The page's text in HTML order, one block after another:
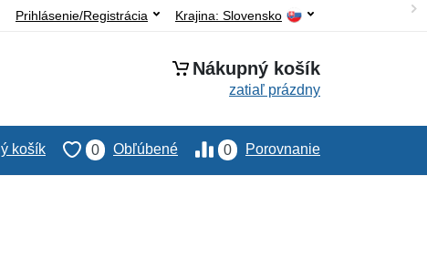
Krajina: Slovensko
Prihlásenie/Registrácia
Nákupný košík
zatiaľ prázdny
0 Porovnanie
0 Obľúbené
košík